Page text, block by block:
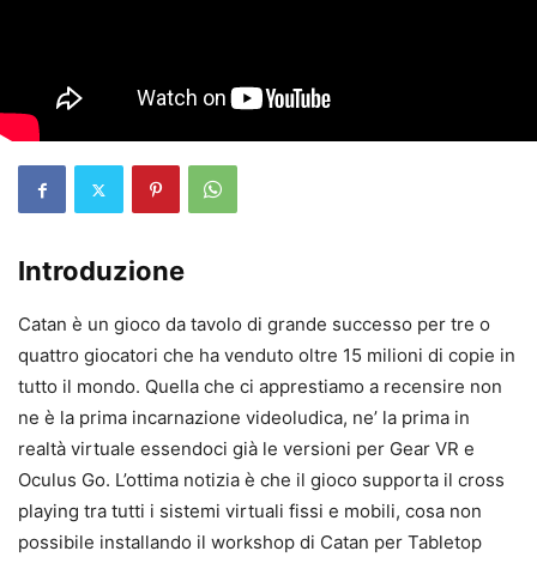
Introduzione
Catan è un gioco da tavolo di grande successo per tre o
quattro giocatori che ha venduto oltre 15 milioni di copie in
tutto il mondo. Quella che ci apprestiamo a recensire non
ne è la prima incarnazione videoludica, ne’ la prima in
realtà virtuale essendoci già le versioni per Gear VR e
Oculus Go. L’ottima notizia è che il gioco supporta il cross
playing tra tutti i sistemi virtuali fissi e mobili, cosa non
possibile installando il workshop di Catan per Tabletop